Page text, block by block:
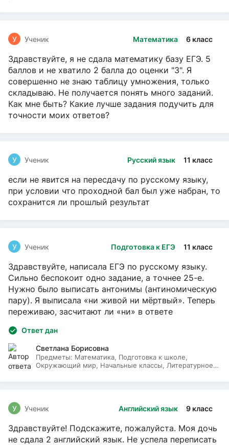
Математика 6 класс
У Ученик
Здравствуйте, я не сдала математику базу ЕГЭ. 5
баллов и не хватило 2 балла до оценки "3". Я
совершенно не знаю таблицу умножения, только
складываю. Не получается понять много заданий.
Как мне быть? Какие лучше задания подучить для
точности моих ответов?
Русский язык 11 класс
У Ученик
если не явится на пересдачу по русскому языку,
при условии что проходной бал был уже набран, то
сохранится ли прошлый результат
Подготовка к ЕГЭ 11 класс
У Ученик
Здравствуйте, написала ЕГЭ по русскому языку.
Сильно беспокоит одно задание, а точнее 25-е.
Нужно было выписать антонимы (антиномическую
пару). Я выписала «ни живой ни мёртвый». Теперь
переживаю, засчитают ли «ни» в ответе
Ответ дан
Светлана Борисовна
Предметы: Математика, Подготовка к школе,
Окружающий мир, Начальные классы, Литературное
Английский язык 9 класс
У Ученик
Здравствуйте! Подскажите, пожалуйста. Моя дочь
не сдала 2 английский язык. Не успела переписать